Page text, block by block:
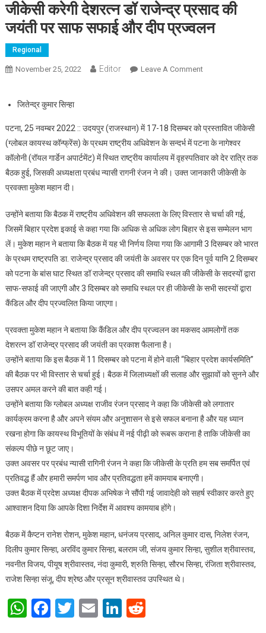
जीकेसी करेगी देशरत्न डॉ राजेन्द्र प्रसाद की
जयंती पर साफ सफाई और दीप प्रज्वलन
Regional
November 25, 2022 Editor Leave A CommentOn जीकेसी करेगी
प्रज्वलन
जितेन्द्र कुमार सिन्हा
पटना, 25 नवम्बर 2022 :: उदयपुर (राजस्थान) में 17-18 दिसम्बर को प्रस्तावित जीकेसी
(ग्लोबल कायस्थ कॉन्फ्रेंस) के प्रथम राष्ट्रीय अधिवेशन के सन्दर्भ में पटना के नागेश्वर
कॉलोनी (रॉयल गार्डेन अपार्टमेंट) में स्थित राष्ट्रीय कार्यालय में वृहस्पतिवार को देर रात्रि तक
बैठक हुई, जिसकी अध्यक्षता प्रबंध न्यासी रागनी रंजन ने की। उक्त जानकारी जीकेसी के
प्रवक्ता मुकेश महान दी।
उन्होंने बताया कि बैठक में राष्ट्रीय अधिवेशन की सफलता के लिए विस्तार से चर्चा की गई,
जिसमें बिहार प्रदेश इकाई से कहा गया कि अधिक से अधिक लोग बिहार से इस सम्मेलन भाग
लें। मुकेश महान ने बताया कि बैठक में यह भी निर्णय लिया गया कि आगामी 3 दिसम्बर को भारत
के प्रथम राष्ट्रपति डा. राजेन्द्र प्रसाद की जयंती के अवसर पर एक दिन पूर्व यानि 2 दिसम्बर
को पटना के बांस घाट स्थित डॉ राजेन्द्र प्रसाद की समाधि स्थल की जीकेसी के सदस्यों द्वारा
साफ-सफाई की जाएगी और 3 दिसम्बर को समाधि स्थल पर ही जीकेसी के सभी सदस्यों द्वारा
कैंडिल और दीप प्रज्वलित किया जाएगा।
प्रवक्ता मुकेश महान ने बताया कि कैंडिल और दीप प्रज्वलन का मकसद आमलोगों तक
देशरत्न डॉ राजेन्द्र प्रसाद की जयंती का प्रकाश फैलाना है।
उन्होंने बताया कि इस बैठक में 11 दिसम्बर को पटना में होने वाली “बिहार प्रदेश कार्यसमिति”
की बैठक पर भी विस्तार से चर्चा हुई। बैठक में जिलाध्यक्षों की सलाह और सुझावों को सुनने और
उसपर अमल करने की बात कही गई।
उन्होंने बताया कि ग्लोबल अध्यक्ष राजीव रंजन प्रसाद ने कहा कि जीकेसी को लगातार
कार्यक्रम करना है और अपने संयम और अनुशासन से इसे सफल बनाना है और यह ध्यान
रखना होगा कि कायस्थ विभूतियों के संबंध में नई पीढ़ी को रूबरू कराना है ताकि जीकेसी का
संकल्प पीछे न छूट जाए।
उक्त अवसर पर प्रबंध न्यासी रागिनी रंजन ने कहा कि जीकेसी के प्रति हम सब समर्पित एवं
प्रतिवद्ध हैं और हमारी समर्पण भाव और प्रतिवद्धता हमें कामयाब बनाएगी।
उक्त बैठक में प्रदेश अध्यक्ष दीपक अभिषेक ने सौंपी गई जावादेही को सहर्ष स्वीकार करते हुए
आश्वाशन दिया कि आपके दिशा निर्देश में आवश्य कामयाब होंगे।
बैठक में कैप्टन रानेश रोशन, मुकेश महान, धनंजय प्रसाद, अनिल कुमार दास, निलेश रंजन,
दिलीप कुमार सिन्हा, अरविंद कुमार सिन्हा, बलराम जी, संजय कुमार सिन्हा, सुशील श्रीवास्तव,
नवनीत विजय, पीयूष श्रीवास्तव, नंदा कुमारी, श्रुति सिन्हा, सौरभ सिन्हा, रंजिता श्रीवास्तव,
राजेश सिन्हा संजू, दीप श्रेष्ठ और प्रसून श्रीवास्तव उपस्थित थे।
WhatsApp
Facebook
Twitter
EmailLinkedIn
Reddit